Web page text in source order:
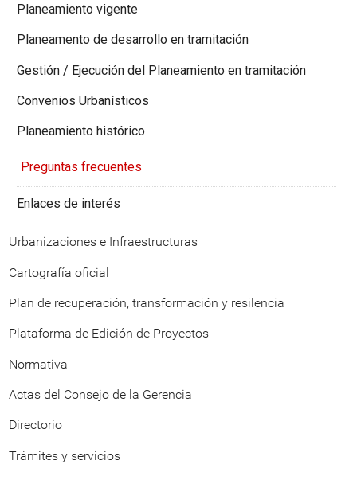
Planeamiento vigente
Planeamento de desarrollo en tramitación
Gestión / Ejecución del Planeamiento en tramitación
Convenios Urbanísticos
Planeamiento histórico
Preguntas frecuentes
Enlaces de interés
Urbanizaciones e Infraestructuras
Cartografía oficial
Plan de recuperación, transformación y resilencia
Plataforma de Edición de Proyectos
Normativa
Actas del Consejo de la Gerencia
Directorio
Trámites y servicios